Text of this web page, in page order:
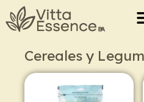
al
contenido
Cereales y